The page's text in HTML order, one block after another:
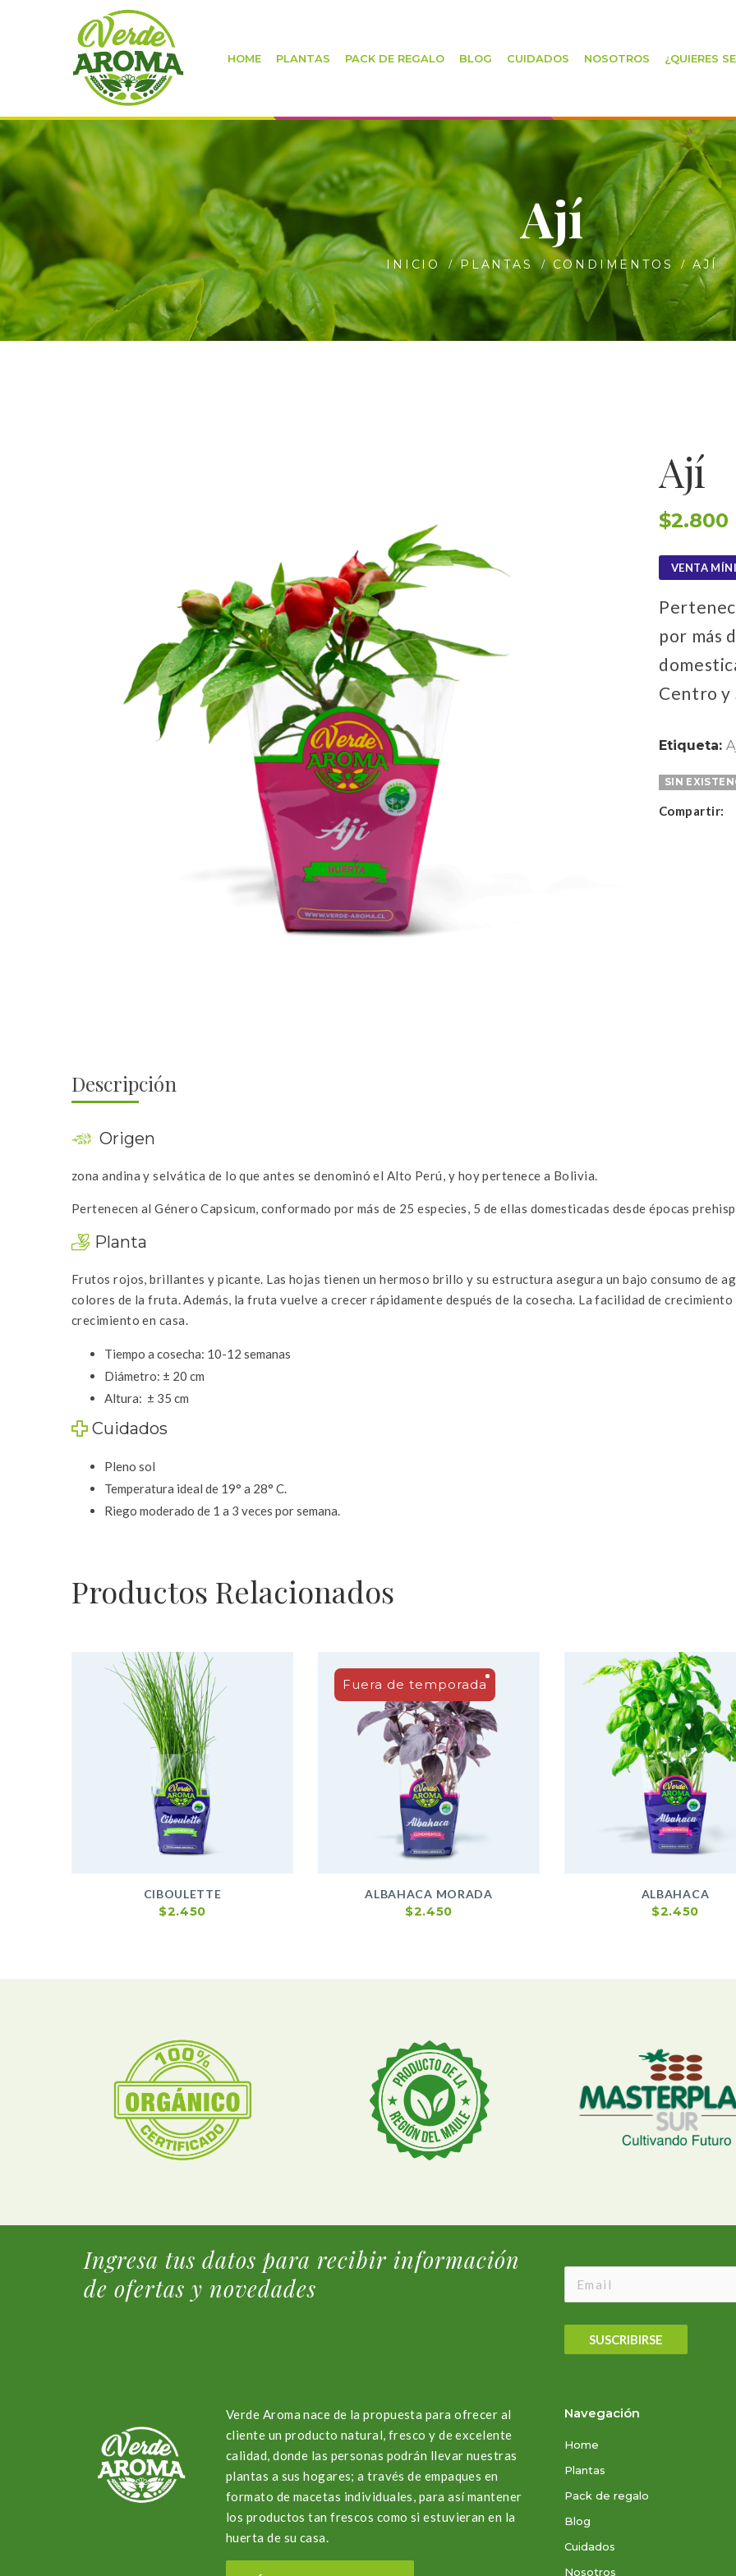
HOME PLANTAS PACK DE REGALO BLOG CUIDADOS NOSOTROS ¿QUIERES
Ají
INICIO PLANTAS CONDIMENTOS AJÍ
Ají
$2.800
VENTA
por más
Centro y
Etiqueta:
SIN
Compartir:
Descripción
Origen
zona andina y selvática de lo que antes se denominó el Alto Perú, y hoy pertenece a Bolivia.
Pertenecen al Género Capsicum, conformado por más de 25 especies, 5 de ellas domesticadas desde épocas
Planta
Frutos rojos, brillantes y picante. Las hojas tienen un hermoso brillo y su estructura asegura un bajo consumo de
colores de la fruta. Además, la fruta vuelve a crecer rápidamente después de la cosecha. La facilidad de
crecimiento en casa.
Tiempo a cosecha: 10-12 semanas
Diámetro: ± 20 cm
Altura: ± 35 cm
Cuidados
Pleno sol
Temperatura ideal de 19° a 28° C.
Riego moderado de 1 a 3 veces por semana.
Productos Relacionados
CIBOULETTE
$2.450
Fuera de temporada
ALBAHACA MORADA
$2.450
ALBAHACA
$2.450
Ingresa tus datos para recibir información
de ofertas y novedades
SUSCRIBIRSE
Verde Aroma nace de la propuesta para ofrecer al
cliente un producto natural, fresco y de excelente
calidad, donde las personas podrán llevar nuestras
plantas a sus hogares; a través de empaques en
formato de macetas individuales, para así mantener
los productos tan frescos como si estuvieran en la
huerta de su casa.
Navegación
Home
Plantas
Pack de regalo
Blog
Cuidados
Nosotros